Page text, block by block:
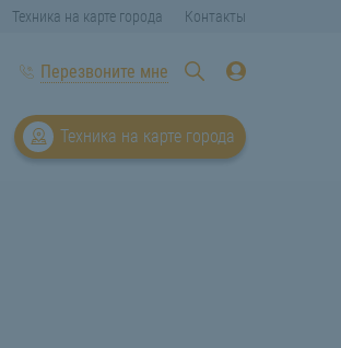
Техника на карте города Контакты
Перезвоните мне
Техника на карте города